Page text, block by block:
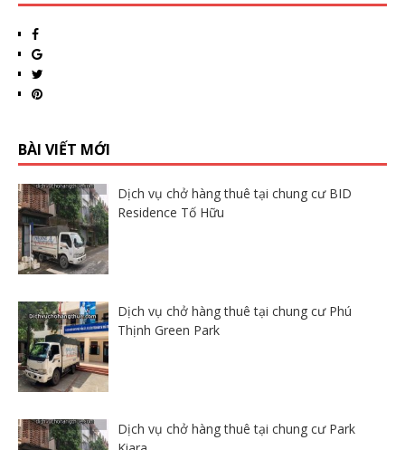
BÀI VIẾT MỚI
Dịch vụ chở hàng thuê tại chung cư BID
Residence Tố Hữu
Dịch vụ chở hàng thuê tại chung cư Phú
Thịnh Green Park
Dịch vụ chở hàng thuê tại chung cư Park